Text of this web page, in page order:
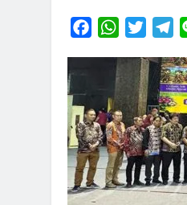
FacebookWhatsApp
Twitter